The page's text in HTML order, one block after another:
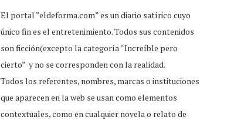
El portal “eldeforma.com” es un diario satírico cuyo
único fin es el entretenimiento. Todos sus contenidos
son ficción(excepto la categoría “Increíble pero
cierto” y no se corresponden con la realidad.
Todos los referentes, nombres, marcas o instituciones
que aparecen en la web se usan como elementos
contextuales, como en cualquier novela o relato de